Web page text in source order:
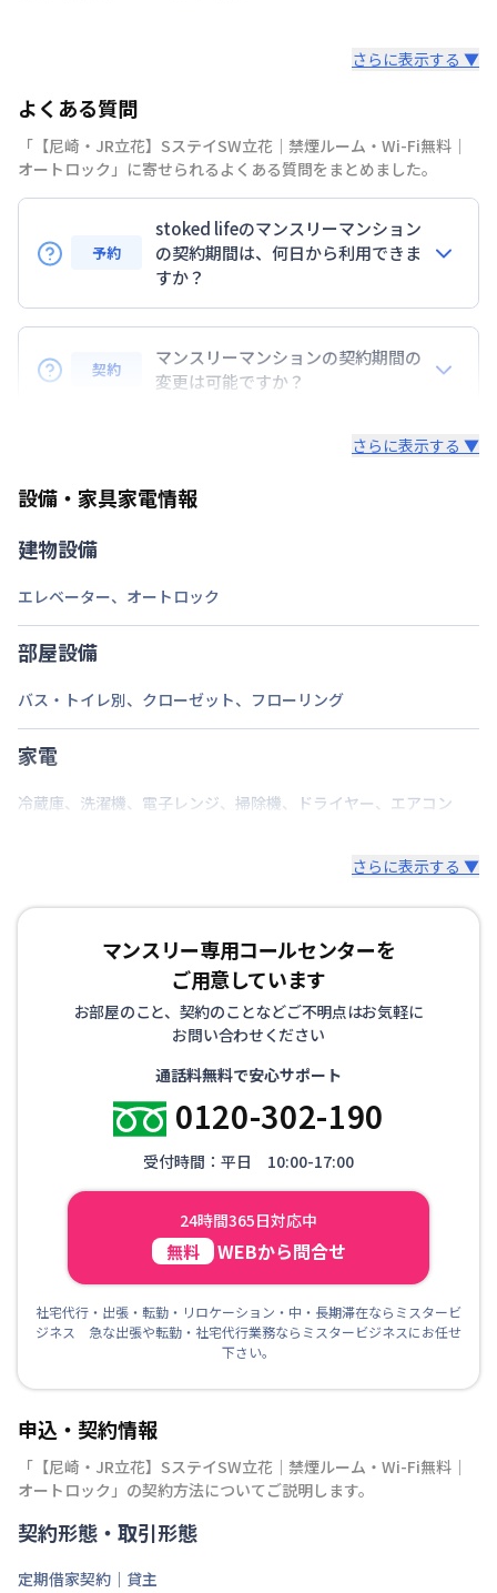
禁煙・喫煙
東海道本線 立花駅徒歩3分
定員
2名
情報更新日 2026年7月24日
さらに表示する ▼
よくある質問
「【尼崎・JR立花】SステイSW立花｜禁煙ルーム・Wi-Fi無料｜
オートロック」に寄せられるよくある質問をまとめました。
予約
stoked lifeのマンスリーマンション
の契約期間は、何日から利用できま
すか？
7日以上からのご契約期間ですが1ヶ月（30日）以上
のご契約期間の地域もございますのでお気軽にお問い
合わせください。
契約
マンスリーマンションの契約期間の
変更は可能ですか？
約が入っていなければ、ご対応可能です。その際、再
い。期間の変更がある場合は、できるだけお早めにご
さらに表示する ▼
設備・家具家電情報
建物設備
エレベーター、 オートロック
部屋設備
バス・トイレ別、 クローゼット、 フローリング
家電
冷蔵庫、 洗濯機、 電子レンジ、 掃除機、 ドライヤー、 エアコン
さらに表示する ▼
マンスリー専用コールセンターを
ご用意しています
お部屋のこと、契約のことなどご不明点はお気軽に
お問い合わせください
通話料無料で安心サポート
0120-302-190
受付時間：平日 10:00-17:00
24時間365日対応中
無料 WEBから問合せ
社宅代行・出張・転勤・リロケーション・中・長期滞在ならミスタービ
ジネス 急な出張や転勤・社宅代行業務ならミスタービジネスにお任せ
下さい。
申込・契約情報
「 【尼崎・JR立花】SステイSW立花｜禁煙ルーム・Wi-Fi無料｜
オートロック 」の契約方法についてご説明します。
契約形態・取引形態
定期借家契約｜貸主